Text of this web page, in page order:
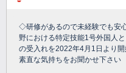
◇研修があるので未経験でも安
野における特定技能1号外国人
の受入れを2022年4月1日より
素直な気持ちをお聞かせ下さい